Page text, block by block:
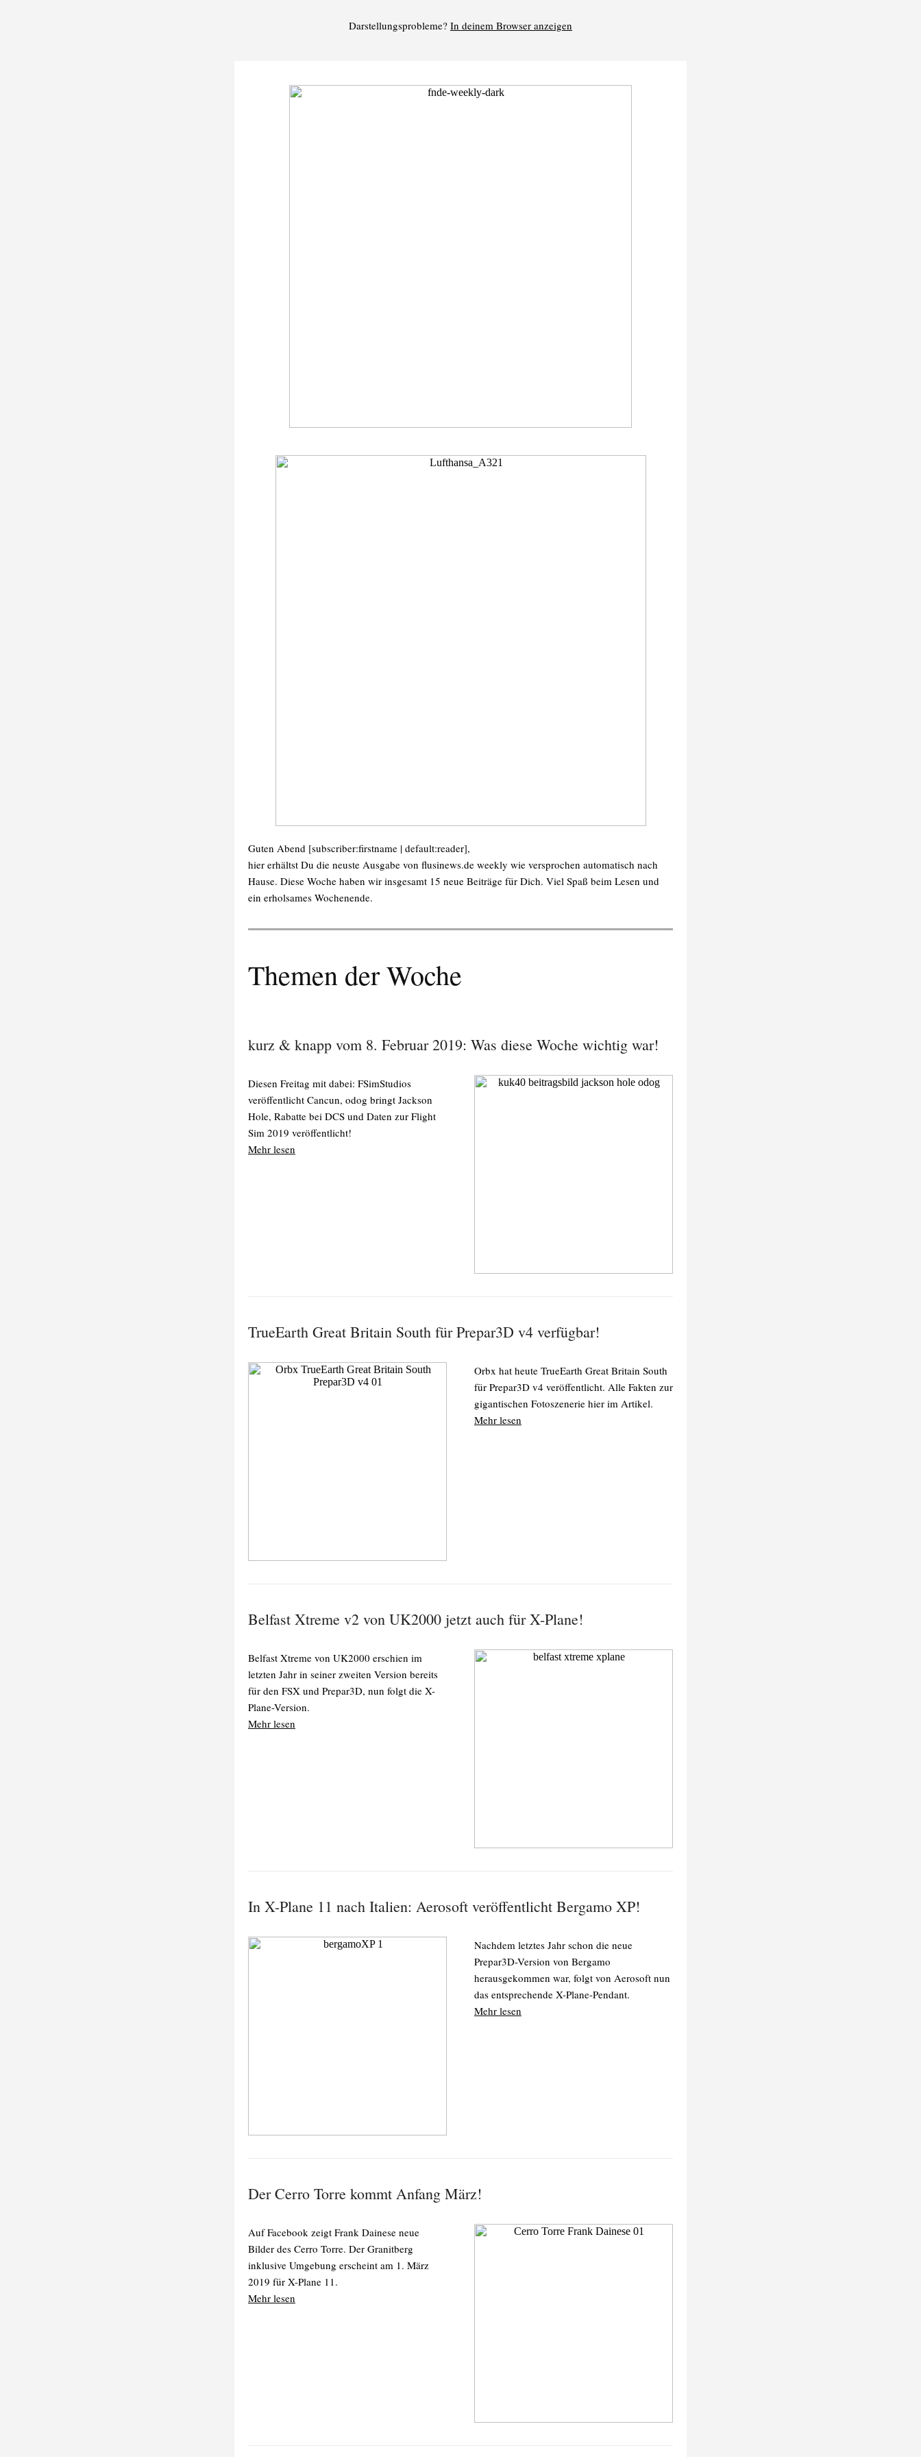
Darstellungsprobleme? In deinem Browser anzeigen
Guten Abend [subscriber:firstname | default:reader],
hier erhältst Du die neuste Ausgabe von flusinews.de weekly wie versprochen automatisch nach
Hause. Diese Woche haben wir insgesamt 15 neue Beiträge für Dich. Viel Spaß beim Lesen und
ein erholsames Wochenende.
Themen der Woche
kurz & knapp vom 8. Februar 2019: Was diese Woche wichtig war!
Diesen Freitag mit dabei: FSimStudios
veröffentlicht Cancun, odog bringt Jackson
Hole, Rabatte bei DCS und Daten zur Flight
Sim 2019 veröffentlicht!
Mehr lesen
TrueEarth Great Britain South für Prepar3D v4 verfügbar!
Orbx hat heute TrueEarth Great Britain South
für Prepar3D v4 veröffentlicht. Alle Fakten zur
gigantischen Fotoszenerie hier im Artikel.
Mehr lesen
Belfast Xtreme v2 von UK2000 jetzt auch für X-Plane!
Belfast Xtreme von UK2000 erschien im
letzten Jahr in seiner zweiten Version bereits
für den FSX und Prepar3D, nun folgt die X-
Plane-Version.
Mehr lesen
In X-Plane 11 nach Italien: Aerosoft veröffentlicht Bergamo XP!
Nachdem letztes Jahr schon die neue
Prepar3D-Version von Bergamo
herausgekommen war, folgt von Aerosoft nun
das entsprechende X-Plane-Pendant.
Mehr lesen
Der Cerro Torre kommt Anfang März!
Auf Facebook zeigt Frank Dainese neue
Bilder des Cerro Torre. Der Granitberg
inklusive Umgebung erscheint am 1. März
2019 für X-Plane 11.
Mehr lesen